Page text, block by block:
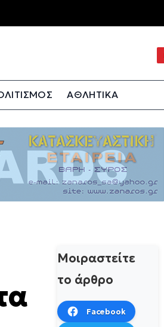
ΑΘΛΗΤΙΚΑ
Μοιραστείτε
το άρθρο
Facebook